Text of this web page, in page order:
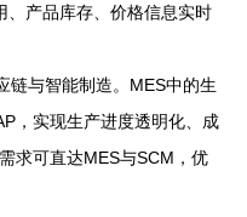
、产品库存、价格信息实时
链与智能制造。MES中的生
，实现生产进度透明化、成
求可直达MES与SCM，优